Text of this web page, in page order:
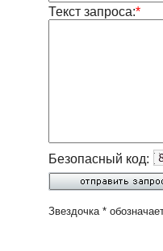
Текст запроса:*
Безопасный код:
Звездочка *